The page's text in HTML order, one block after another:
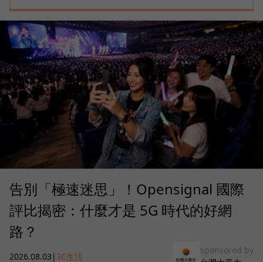
告別「極速迷思」！Opensignal 國際
評比揭密：什麼才是 5G 時代的好網
路？
2026.08.03 | 3C生活
sponsored by